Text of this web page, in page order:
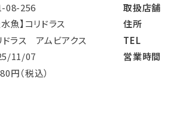
08-256
水魚】コリドラス
ドラス アムビアクス
11/07
円（税込）
取扱店舗
住所
TEL
営業時間